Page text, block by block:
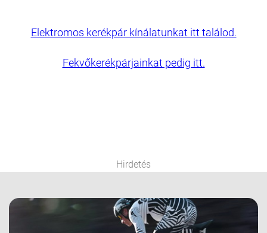
Elektromos kerékpár kínálatunkat itt találod.
Fekvőkerékpárjainkat pedig itt.
Hirdetés